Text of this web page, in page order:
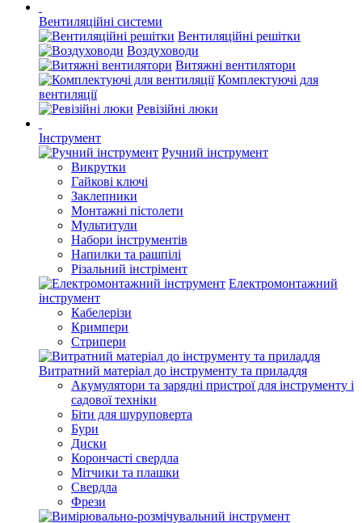
Вентиляційні системи
Вентиляційні решітки
Воздуховоди
Витяжні вентилятори
Комплектуючі для
вентиляції
Ревізійні люки
Інструмент
Ручний інструмент
Викрутки
Гайкові ключі
Заклепники
Монтажні пістолети
Мультитули
Набори інструментів
Напилки та рашпілі
Різальний інстрімент
Електромонтажний
інструмент
Кабелерізи
Кримпери
Стрипери
Витратний матеріал до інструменту та приладдя
Акумулятори та зарядні пристрої для інструменту і
садової техніки
Біти для шуруповерта
Бури
Диски
Корончасті свердла
Мітчики та плашки
Свердла
Фрези